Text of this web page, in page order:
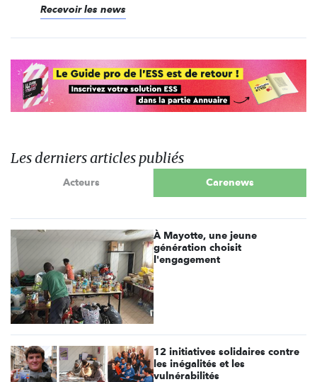
Recevoir les news
Les derniers articles publiés
Acteurs Carenews
À Mayotte, une jeune
génération choisit
l'engagement
12 initiatives solidaires contre
les inégalités et les
vulnérabilités